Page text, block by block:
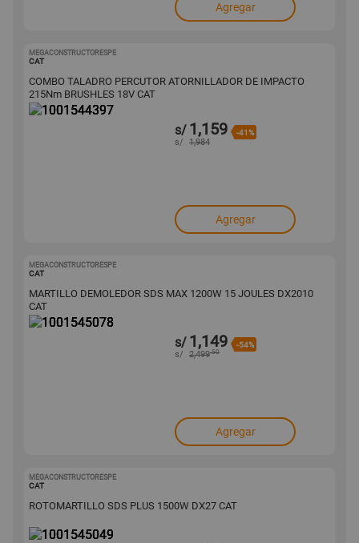
Agregar
MEGACONSTRUCTORESPE
CAT
COMBO TALADRO PERCUTOR ATORNILLADOR DE IMPACTO
215Nm BRUSHLES 18V CAT
s/ 1,159 -41%
s/ 1,984
Agregar
MEGACONSTRUCTORESPE
CAT
MARTILLO DEMOLEDOR SDS MAX 1200W 15 JOULES DX2010
CAT
s/ 1,149 -54%
s/ 2,499.50
Agregar
MEGACONSTRUCTORESPE
CAT
ROTOMARTILLO SDS PLUS 1500W DX27 CAT